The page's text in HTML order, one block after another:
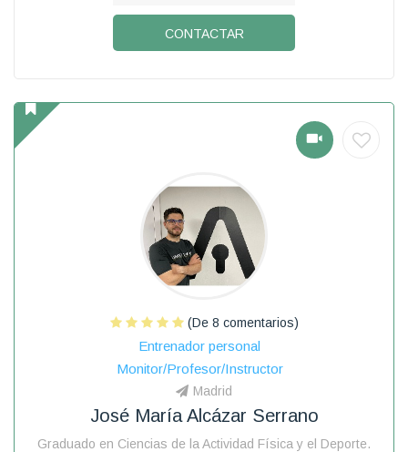
CONTACTAR
(De 8 comentarios)
Entrenador personal
Monitor/Profesor/Instructor
Madrid
José María Alcázar Serrano
Graduado en Ciencias de la Actividad Física y el Deporte.